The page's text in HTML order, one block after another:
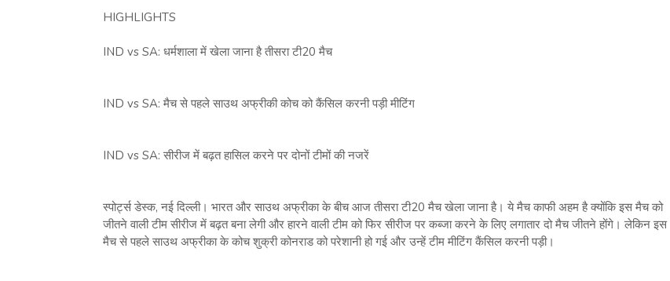
HIGHLIGHTS
IND vs SA: धर्मशाला में खेला जाना है तीसरा टी20 मैच
IND vs SA: मैच से पहले साउथ अफ्रीकी कोच को कैंसिल करनी पड़ी मीटिंग
IND vs SA: सीरीज में बढ़त हासिल करने पर दोनों टीमों की नजरें
स्पोर्ट्स डेस्क, नई दिल्ली। भारत और साउथ अफ्रीका के बीच आज तीसरा टी20 मैच खेला जाना है। ये मैच काफी अहम है क्योंकि इस मैच को
जीतने वाली टीम सीरीज में बढ़त बना लेगी और हारने वाली टीम को फिर सीरीज पर कब्जा करने के लिए लगातार दो मैच जीतने होंगे। लेकिन इस
मैच से पहले साउथ अफ्रीका के कोच शुक्री कोनराड को परेशानी हो गई और उन्हें टीम मीटिंग कैंसिल करनी पड़ी।